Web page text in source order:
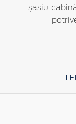
șasiu-